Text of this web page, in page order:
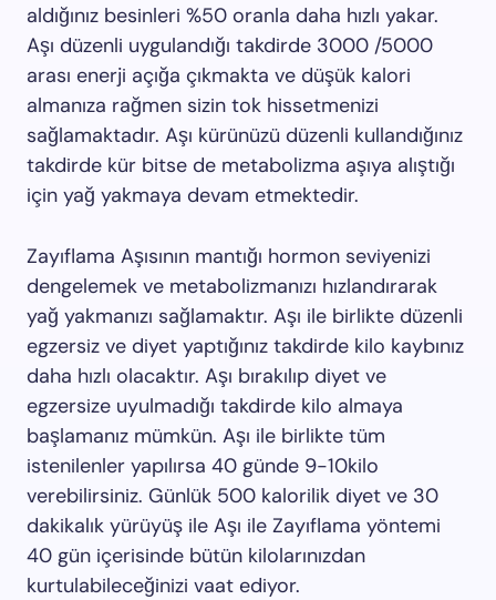
aldığınız besinleri %50 oranla daha hızlı yakar.
Aşı düzenli uygulandığı takdirde 3000 /5000
arası enerji açığa çıkmakta ve düşük kalori
almanıza rağmen sizin tok hissetmenizi
sağlamaktadır. Aşı kürünüzü düzenli kullandığınız
takdirde kür bitse de metabolizma aşıya alıştığı
için yağ yakmaya devam etmektedir.
Zayıflama Aşısının mantığı hormon seviyenizi
dengelemek ve metabolizmanızı hızlandırarak
yağ yakmanızı sağlamaktır. Aşı ile birlikte düzenli
egzersiz ve diyet yaptığınız takdirde kilo kaybınız
daha hızlı olacaktır. Aşı bırakılıp diyet ve
egzersize uyulmadığı takdirde kilo almaya
başlamanız mümkün. Aşı ile birlikte tüm
istenilenler yapılırsa 40 günde 9-10kilo
verebilirsiniz. Günlük 500 kalorilik diyet ve 30
dakikalık yürüyüş ile Aşı ile Zayıflama yöntemi
40 gün içerisinde bütün kilolarınızdan
kurtulabileceğinizi vaat ediyor.